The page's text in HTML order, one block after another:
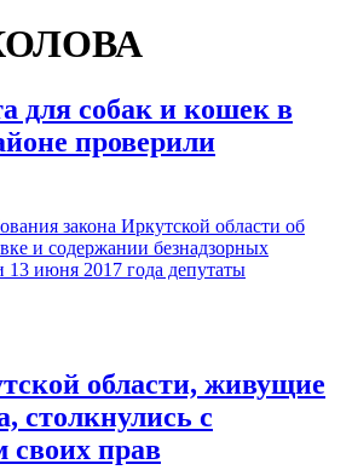
для собак и кошек в
проверили
закона Иркутской области об
и содержании безнадзорных
июня 2017 года депутаты
области, живущие
столкнулись с
своих прав